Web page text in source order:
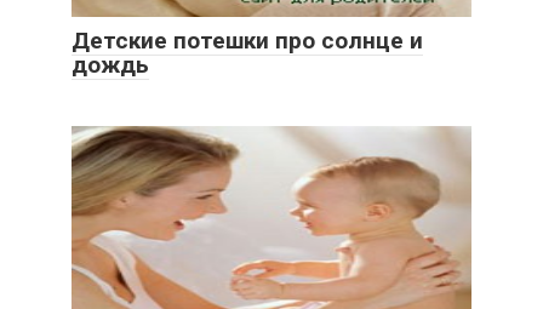
Детские потешки про солнце и
дождь